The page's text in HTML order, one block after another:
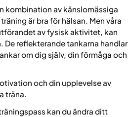
kombination av känslomässiga
är bra för hälsan. Men våra
av fysisk aktivitet, kan
De reflekterande tankarna handlar
om dig själv, din förmåga och
och din upplevelse av
träna.
kan du ändra ditt